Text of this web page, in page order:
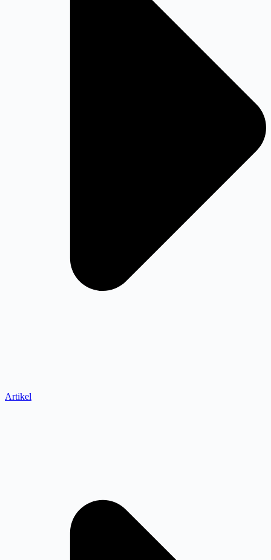
Artikel